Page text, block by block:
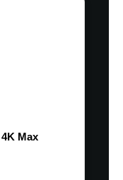
Max